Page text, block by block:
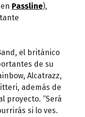
Passline),
el británico
de su
Alcatrazz,
además de
proyecto. “Será
si lo ves.